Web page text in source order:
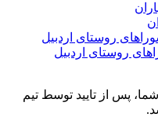
پس از تایید توسط تیم